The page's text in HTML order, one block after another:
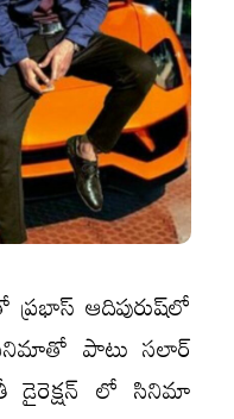
ఆదిపురుష్‌లో
సినిమాతో పాటు సలార్
డైరెక్ష‌న్ లో సినిమా